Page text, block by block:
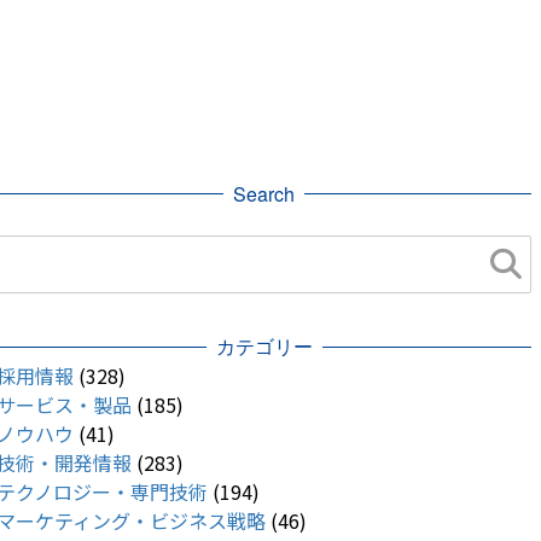
Search
カテゴリー
用情報 (328)
ービス・製品 (185)
ウハウ (41)
術・開発情報 (283)
クノロジー・専門技術 (194)
ーケティング・ビジネス戦略 (46)